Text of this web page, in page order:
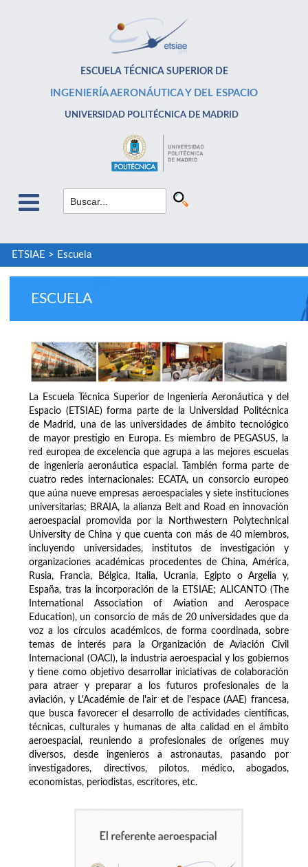
ESCUELA TÉCNICA SUPERIOR DE
INGENIERÍA AERONÁUTICA Y DEL ESPACIO
UNIVERSIDAD POLITÉCNICA DE MADRID
ETSIAE > Escuela
ESCUELA
La Escuela Técnica Superior de Ingeniería Aeronáutica y del
Espacio (ETSIAE) forma parte de la Universidad Politécnica
de Madrid, una de las universidades de ámbito tecnológico
de mayor prestigio en Europa. Es miembro de PEGASUS, la
red europea de excelencia que agrupa a las mejores escuelas
de ingeniería aeronáutica espacial. También forma parte de
cuatro redes internacionales: ECATA, un consorcio europeo
que aúna nueve empresas aeroespaciales y siete instituciones
universitarias; BRAIA, la alianza Belt and Road en innovación
aeroespacial promovida por la Northwestern Polytechnical
University de China y que cuenta con más de 40 miembros,
incluyendo universidades, institutos de investigación y
organizaciones académicas procedentes de China, América,
Rusia, Francia, Bélgica, Italia, Ucrania, Egipto o Argelia y,
España, tras la incorporación de la ETSIAE; ALICANTO (The
International Association of Aviation and Aerospace
Education), un consorcio de más de 20 universidades que da
voz a los círculos académicos, de forma coordinada, sobre
temas de interés para la Organización de Aviación Civil
Internacional (OACI), la industria aeroespacial y los gobiernos
y tiene como objetivo desarrollar iniciativas de colaboración
para atraer y preparar a los futuros profesionales de la
aviación, y L'Académie de l'air et de l'espace (AAE) francesa,
que busca favorecer el desarrollo de actividades científicas,
técnicas, culturales y humanas de alta calidad en el ámbito
aeroespacial, reuniendo a profesionales de orígenes muy
diversos, desde ingenieros a astronautas, pasando por
investigadores, directivos, pilotos, médico, abogados,
economistas, periodistas, escritores, etc.